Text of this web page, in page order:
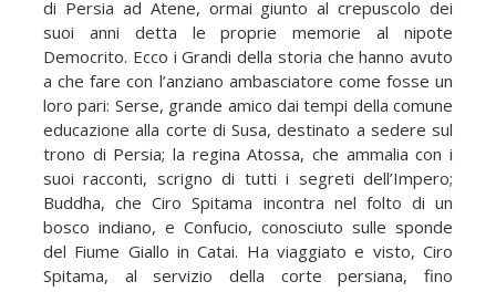
di Persia ad Atene, ormai giunto al crepuscolo dei
suoi anni detta le proprie memorie al nipote
Democrito. Ecco i Grandi della storia che hanno avuto
a che fare con l’anziano ambasciatore come fosse un
loro pari: Serse, grande amico dai tempi della comune
educazione alla corte di Susa, destinato a sedere sul
trono di Persia; la regina Atossa, che ammalia con i
suoi racconti, scrigno di tutti i segreti dell’Impero;
Buddha, che Ciro Spitama incontra nel folto di un
bosco indiano, e Confucio, conosciuto sulle sponde
del Fiume Giallo in Catai. Ha viaggiato e visto, Ciro
Spitama, al servizio della corte persiana, fino